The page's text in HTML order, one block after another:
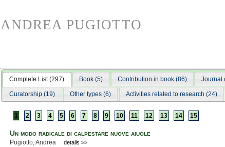
ANDREA PUGIOTTO
Complete List (297) Book (5) Contribution in book (86) Journal
Curatorship (19) Other types (6) Activities related to research (24)
1 2 3 4 5 6 7 8 9 10 11 12 13 14 15
Un modo radicale di calpestare nuove aiuole
Pugiotto, Andrea details >>